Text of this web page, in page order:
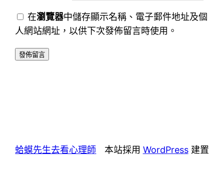
在瀏覽器中儲存顯示名稱、電子郵件地址及個
人網站網址，以供下次發佈留言時使用。
蛤蟆先生去看心理師 本站採用 WordPress建置